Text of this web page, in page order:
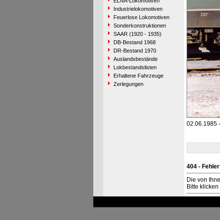
Industrielokomotiven
Feuerlose Lokomotiven
Sonderkonstruktionen
SAAR (1920 - 1935)
DB-Bestand 1968
DR-Bestand 1970
Auslandsbestände
Lokbestandslisten
Erhaltene Fahrzeuge
Zerlegungen
02.06.1985
404 - Fehler
Die von
Bitte